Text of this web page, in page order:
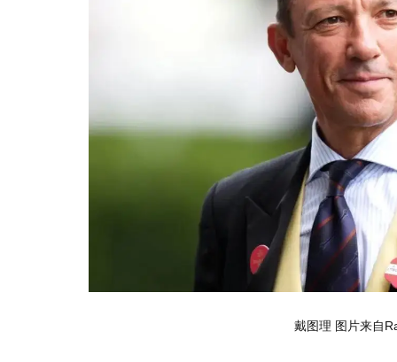
戴图理 图片来自